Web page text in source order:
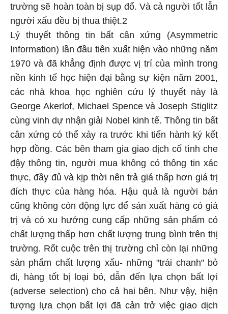
trường sẽ hoàn toàn bị sụp đổ. Và cả người tốt lẫn
người xấu đều bị thua thiệt.2
Lý thuyết thông tin bất cân xứng (Asymmetric
Information) lần đầu tiên xuất hiện vào những năm
1970 và đã khẳng định được vị trí của mình trong
nền kinh tế học hiện đại bằng sự kiện năm 2001,
các nhà khoa học nghiên cứu lý thuyết này là
George Akerlof, Michael Spence và Joseph Stiglitz
cùng vinh dự nhận giải Nobel kinh tế. Thông tin bất
cân xứng có thể xảy ra trước khi tiến hành ký kết
hợp đồng. Các bên tham gia giao dịch cố tình che
đậy thông tin, người mua không có thông tin xác
thực, đầy đủ và kịp thời nên trả giá thấp hơn giá trị
đích thực của hàng hóa. Hậu quả là người bán
cũng không còn động lực để sản xuất hàng có giá
trị và có xu hướng cung cấp những sản phẩm có
chất lượng thấp hơn chất lượng trung bình trên thị
trường. Rốt cuộc trên thị trường chỉ còn lại những
sản phẩm chất lượng xấu- những "trái chanh" bỏ
đi, hàng tốt bị loại bỏ, dẫn đến lựa chọn bất lợi
(adverse selection) cho cả hai bên. Như vậy, hiện
tượng lựa chọn bất lợi đã cản trở việc giao dịch